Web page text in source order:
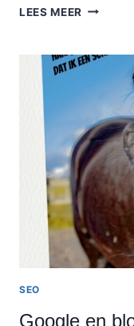
LEES MEER PASSION
SEO
Google en